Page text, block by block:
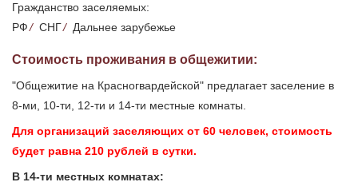
Гражданство заселяемых:
РФ/ СНГ/ Дальнее зарубежье
Стоимость проживания в общежитии:
"Общежитие на Красногвардейской" предлагает заселение в
8-ми, 10-ти, 12-ти и 14-ти местные комнаты.
Для организаций заселяющих от 60 человек, стоимость
будет равна 210 рублей в сутки.
В 14-ти местных комнатах: